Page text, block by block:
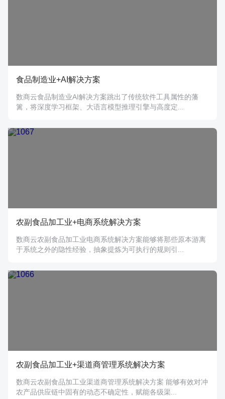
食品制造业+AI解决方案
数商云食品制造业AI解决方案跳出了传统软件工具属性的藩
篱，将深度学习框架、大语言模型推理引擎与高度定...
农副食品加工业+电商系统解决方案
数商云农副食品加工业电商系统解决方案能够将那些原本游离
于系统之外的隐性经验，抽象提炼为可执行的规则引...
农副食品加工业+渠道商管理系统解决方案
数商云农副食品加工业渠道商管理系统解决方案 能够有效对冲
农产品供应链中固有的动态不确定性，赋能各级渠...